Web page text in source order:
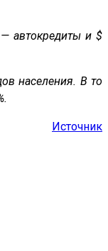
автокредиты и $
населения. В то
Источник